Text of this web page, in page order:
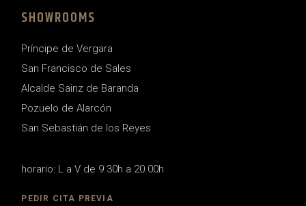
SHOWROOMS
Príncipe de Vergara
San Francisco de Sales
Alcalde Sainz de Baranda
Pozuelo de Alarcón
San Sebastián de los Reyes
horario: L a V de 9.30h a 20.00h
PEDIR CITA PREVIA